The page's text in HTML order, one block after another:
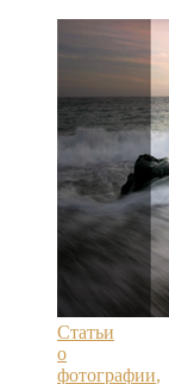
Статьи
о
фотографии,